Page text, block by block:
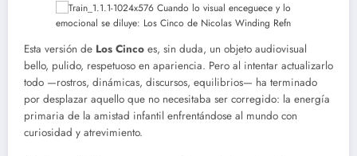
Esta versión de Los Cinco es, sin duda, un objeto audiovisual
bello, pulido, respetuoso en apariencia. Pero al intentar actualizarlo
todo —rostros, dinámicas, discursos, equilibrios— ha terminado
por desplazar aquello que no necesitaba ser corregido: la energía
primaria de la amistad infantil enfrentándose al mundo con
curiosidad y atrevimiento.